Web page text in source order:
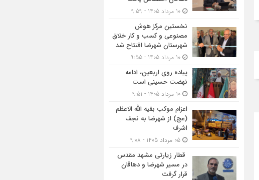
نخستین مرکز هوش
مصنوعی و کسب‌ و کار خلاق
شهرستان شهرضا افتتاح شد
پیاده روی اربعین، ادامه
نهضت حسینی است
اعزام موکب بقیه الله الاعظم
(عج) از شهرضا به نجف
اشرف
قطار زیارتی مشهد مقدس
در مسیر شهرضا و دهاقان
قرار گرفت